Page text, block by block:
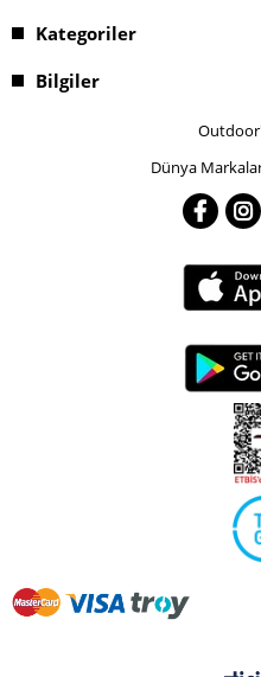
Kategoriler
Bilgiler
Dünya